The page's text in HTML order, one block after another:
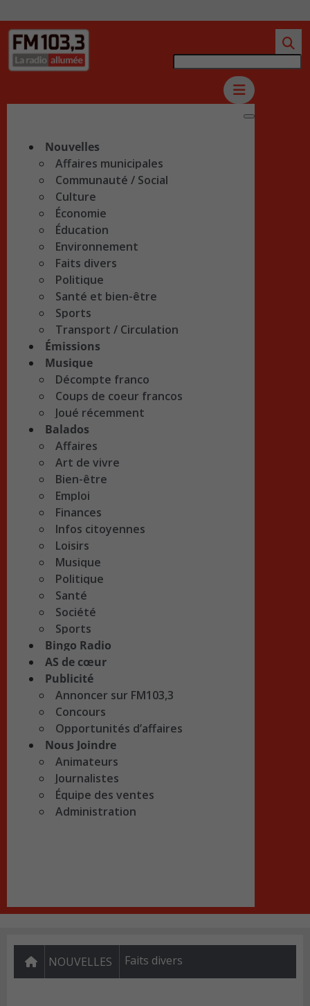
Nouvelles
Affaires municipales
Communauté / Social
Culture
Économie
Éducation
Environnement
Faits divers
Politique
Santé et bien-être
Sports
Transport / Circulation
Émissions
Musique
Décompte franco
Coups de coeur francos
Joué récemment
Balados
Affaires
Art de vivre
Bien-être
Emploi
Finances
Infos citoyennes
Loisirs
Musique
Politique
Santé
Société
Sports
Bingo Radio
AS de cœur
Publicité
Annoncer sur FM103,3
Concours
Opportunités d’affaires
Nous Joindre
Animateurs
Journalistes
Équipe des ventes
Administration
NOUVELLES Faits divers